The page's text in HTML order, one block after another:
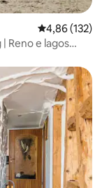
4,86 de uma
4,86 (132)
Reno e lagos